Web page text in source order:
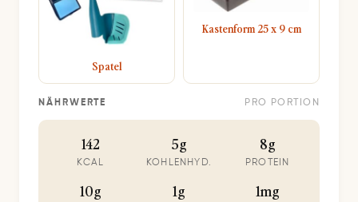
Spatel
Kastenform 25 x 9 cm
NÄHRWERTE PRO PORTION
142
KCAL
5g
KOHLENHYD.
8g
PROTEIN
10g 1g 1mg